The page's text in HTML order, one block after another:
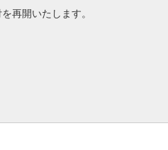
再開いたします。